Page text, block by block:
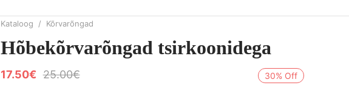
Kataloog / Kõrvarõngad
Hõbekõrvarõngad tsirkoonidega
17.50€ 25.00€ 30% Off